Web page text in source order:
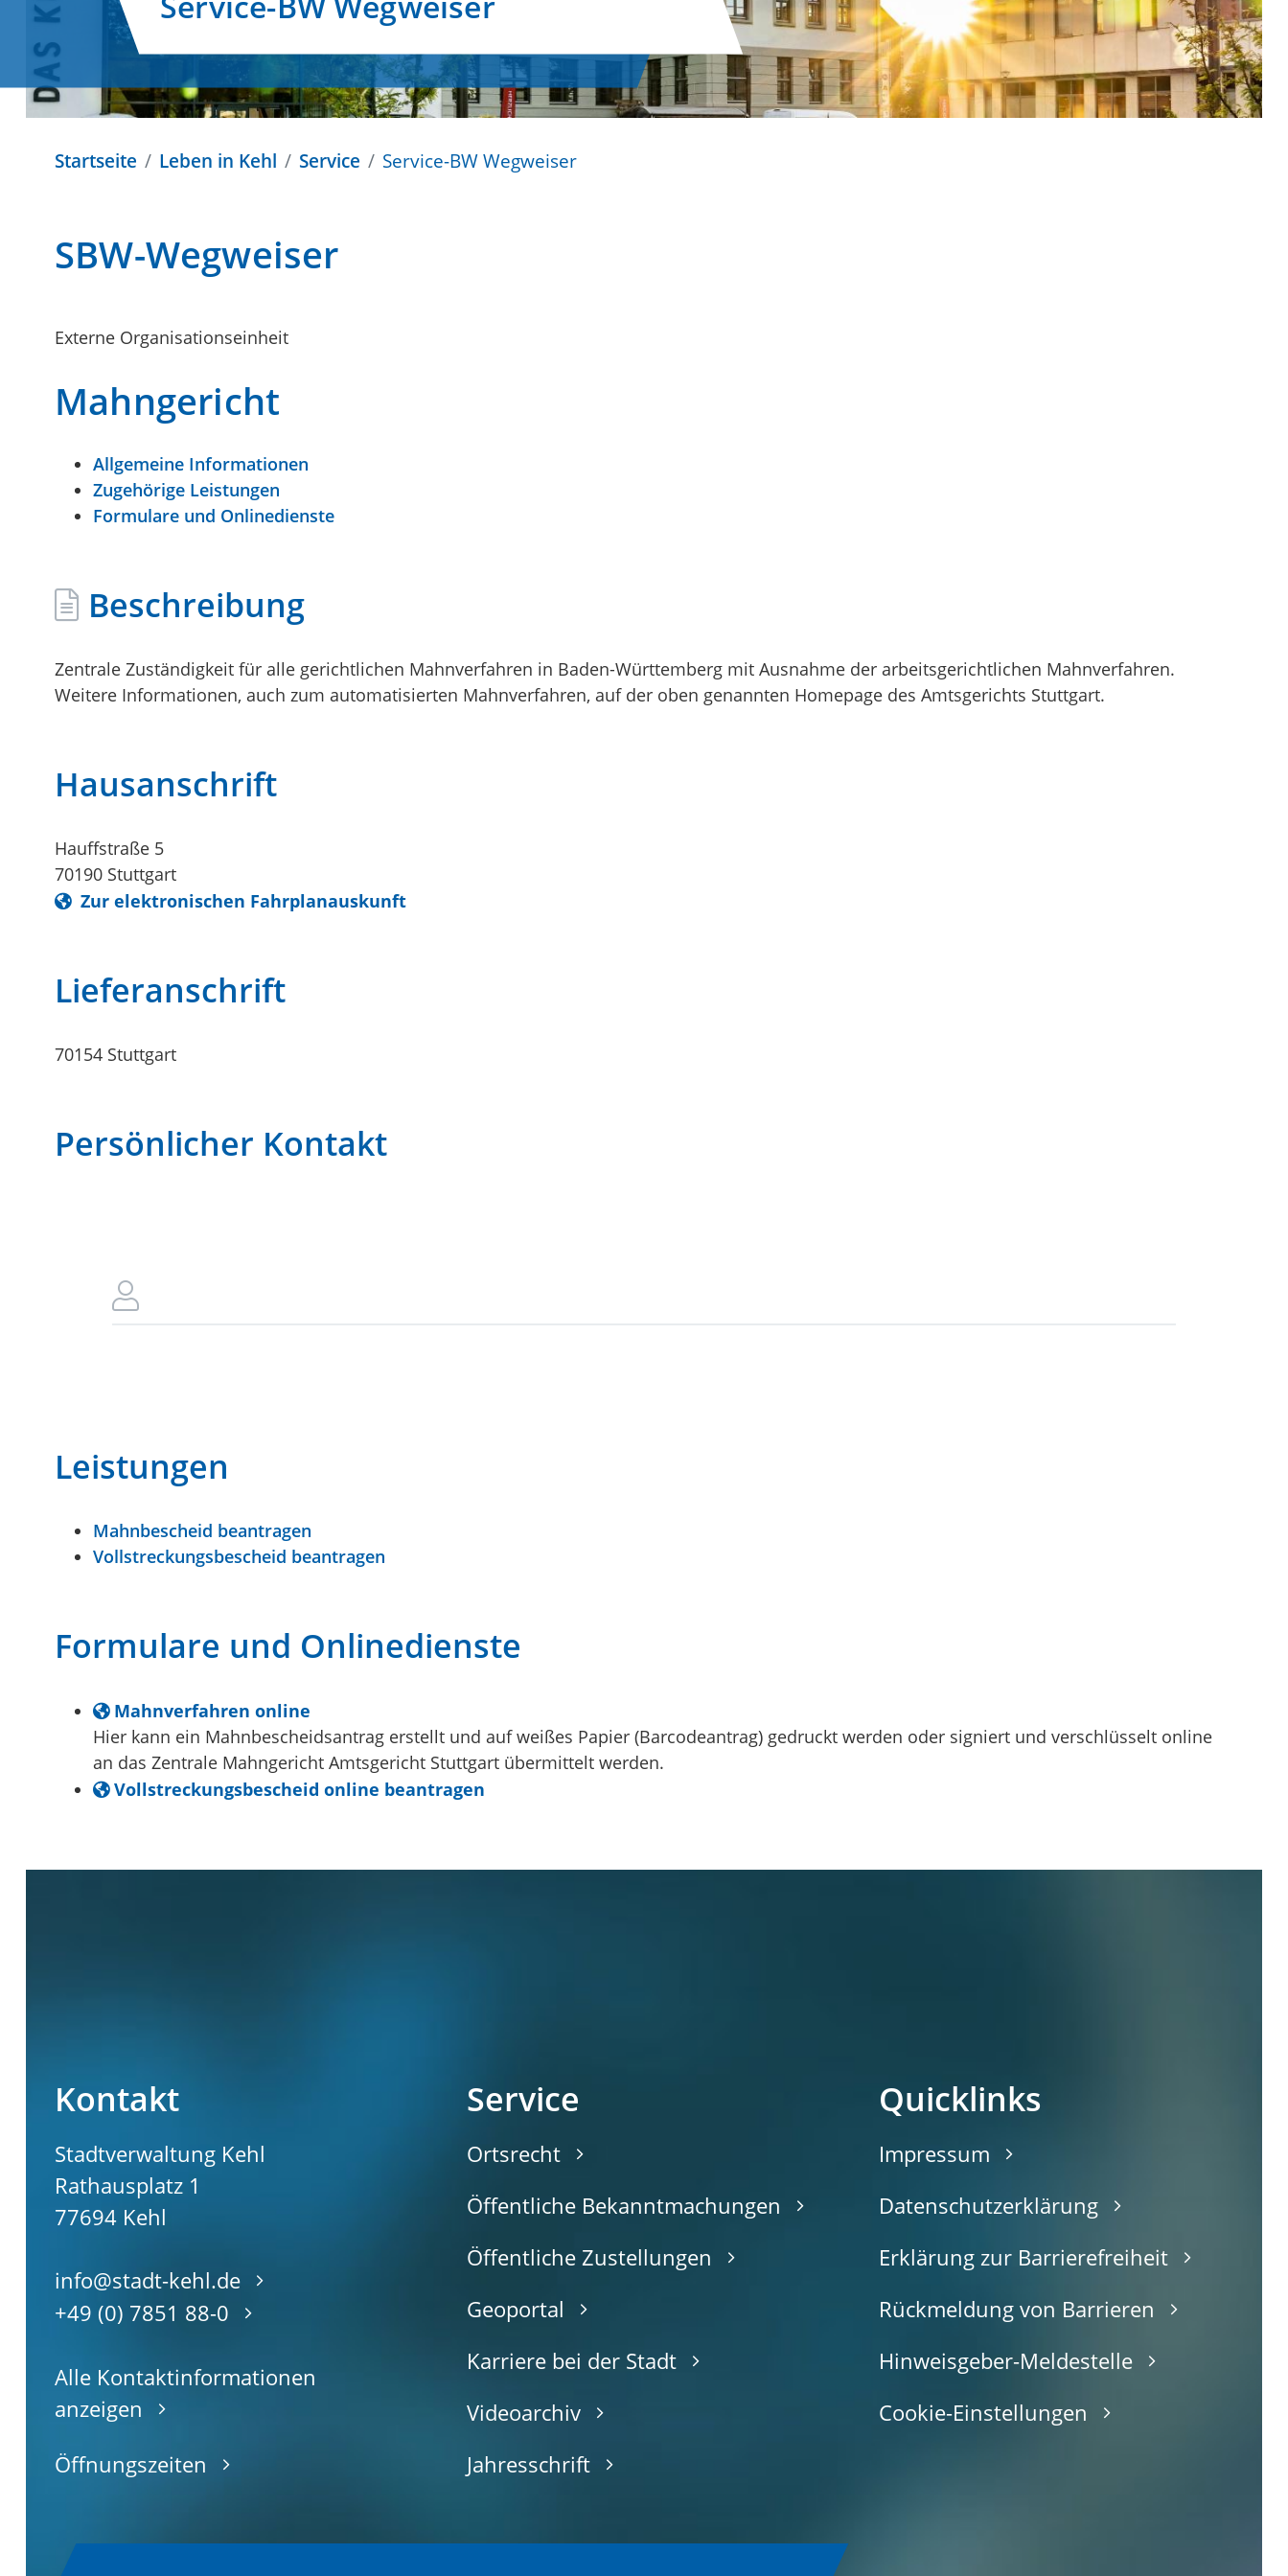
Startseite Leben in Kehl Service Service-BW Wegweiser
SBW-Wegweiser
Externe Organisationseinheit
Mahngericht
Allgemeine Informationen
Zugehörige Leistungen
Formulare und Onlinedienste
Beschreibung
Zentrale Zuständigkeit für alle gerichtlichen Mahnverfahren in Baden-Württemberg mit Ausnahme der arbeitsgerichtlichen Mahnverfahren.
Weitere Informationen, auch zum automatisierten Mahnverfahren, auf der oben genannten Homepage des Amtsgerichts Stuttgart.
Hausanschrift
Hauffstraße 5
70190 Stuttgart
Zur elektronischen Fahrplanauskunft
Lieferanschrift
70154 Stuttgart
Persönlicher Kontakt
Leistungen
Mahnbescheid beantragen
Vollstreckungsbescheid beantragen
Formulare und Onlinedienste
Mahnverfahren online
Hier kann ein Mahnbescheidsantrag erstellt und auf weißes Papier (Barcodeantrag) gedruckt werden oder signiert und verschlüsselt online
an das Zentrale Mahngericht Amtsgericht Stuttgart übermittelt werden.
Vollstreckungsbescheid online beantragen
Kontakt
Stadtverwaltung Kehl
Rathausplatz 1
77694 Kehl
info@stadt-kehl.de
+49 (0) 7851 88-0
Alle Kontaktinformationen
anzeigen
Öffnungszeiten
Service
Ortsrecht
Öffentliche Bekanntmachungen
Öffentliche Zustellungen
Geoportal
Karriere bei der Stadt
Videoarchiv
Jahresschrift
Quicklinks
Impressum
Datenschutzerklärung
Erklärung zur Barrierefreiheit
Rückmeldung von Barrieren
Hinweisgeber-Meldestelle
Cookie-Einstellungen